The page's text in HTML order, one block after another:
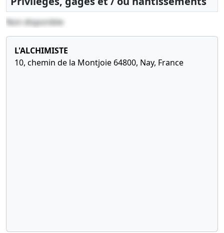
Non disponible
L'ALCHIMISTE
10, chemin de la Montjoie 64800, Nay, France